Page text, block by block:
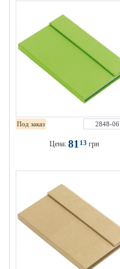
Под заказ 2848-06
Цена: 8113 грн